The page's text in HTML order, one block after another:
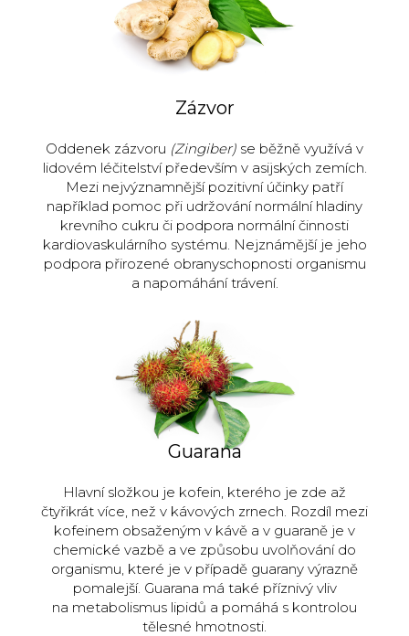
Zázvor
Oddenek zázvoru (Zingiber) se běžně využívá v
lidovém léčitelství především v asijských zemích.
Mezi nejvýznamnější pozitivní účinky patří
například pomoc při udržování normální hladiny
krevního cukru či podpora normální činnosti
kardiovaskulárního systému. Nejznámější je jeho
podpora přirozené obranyschopnosti organismu
a napomáhání trávení.
Guarana
Hlavní složkou je kofein, kterého je zde až
čtyřikrát více, než v kávových zrnech. Rozdíl mezi
kofeinem obsaženým v kávě a v guaraně je v
chemické vazbě a ve způsobu uvolňování do
organismu, které je v případě guarany výrazně
pomalejší. Guarana má také příznivý vliv
na metabolismus lipidů a pomáhá s kontrolou
tělesné hmotnosti.